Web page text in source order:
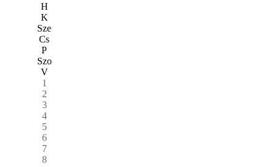
H
K
Sze
Cs
P
Szo
V
1
2
3
4
5
6
7
8